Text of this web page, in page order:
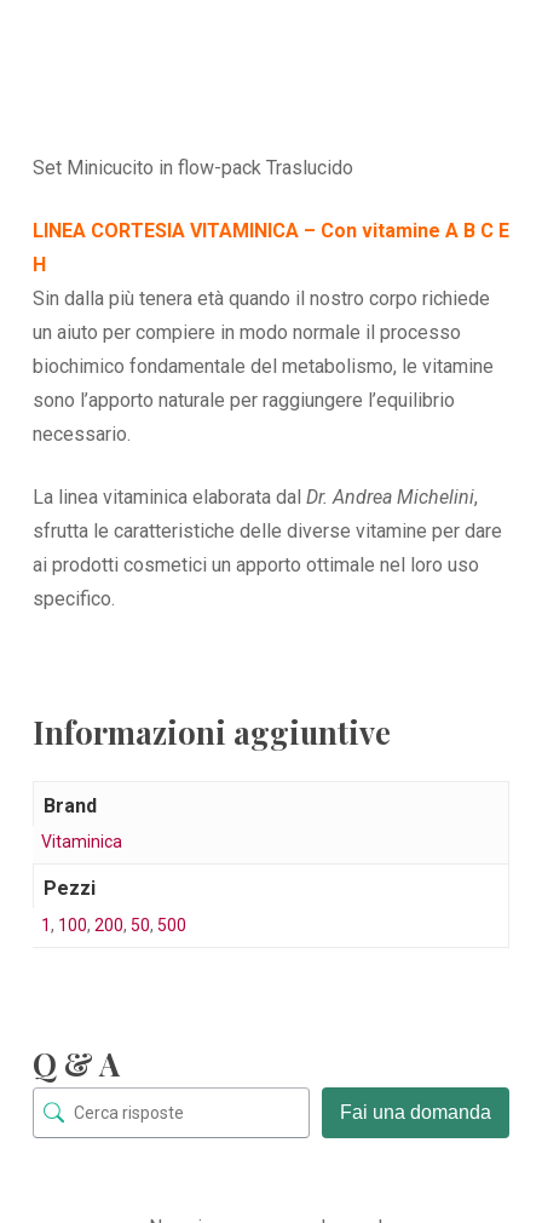
Set Minicucito in flow-pack Traslucido
LINEA CORTESIA VITAMINICA – Con vitamine A B C E
H
Sin dalla più tenera età quando il nostro corpo richiede
un aiuto per compiere in modo normale il processo
biochimico fondamentale del metabolismo, le vitamine
sono l’apporto naturale per raggiungere l’equilibrio
necessario.
La linea vitaminica elaborata dal Dr. Andrea Michelini,
sfrutta le caratteristiche delle diverse vitamine per dare
ai prodotti cosmetici un apporto ottimale nel loro uso
specifico.
Informazioni aggiuntive
Brand
Vitaminica
Pezzi
1, 100, 200, 50, 500
Q & A
Fai una domanda